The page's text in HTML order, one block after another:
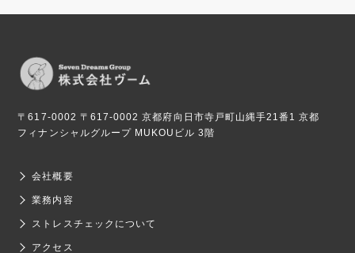
〒617-0002 〒617-0002 京都府向日市寺戸町山縄手21番1 京都
フィナンシャルグループ MUKOUビル 3階
会社概要
業務内容
ストレスチェックについて
アクセス